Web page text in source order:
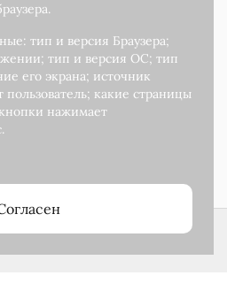
магазин новогодних
тип и версия Браузера;
тип и версия ОС; тип
его экрана; источник
какие страницы
нажимает